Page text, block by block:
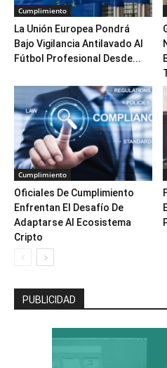
Cumplimiento
La Unión Europea Pondrá
Bajo Vigilancia Antilavado Al
Fútbol Profesional Desde...
Cumplimiento
Oficiales De Cumplimiento
Enfrentan El Desafío De
Adaptarse Al Ecosistema
Cripto
PUBLICIDAD